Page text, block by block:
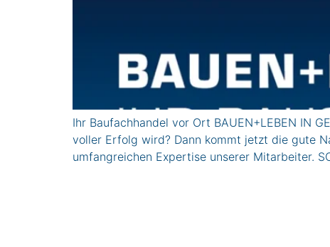
Ihr Baufachhandel vor Ort BAUEN+LEBEN IN
voller Erfolg wird? Dann kommt jetzt die gute
umfangreichen Expertise unserer Mitarbeiter.